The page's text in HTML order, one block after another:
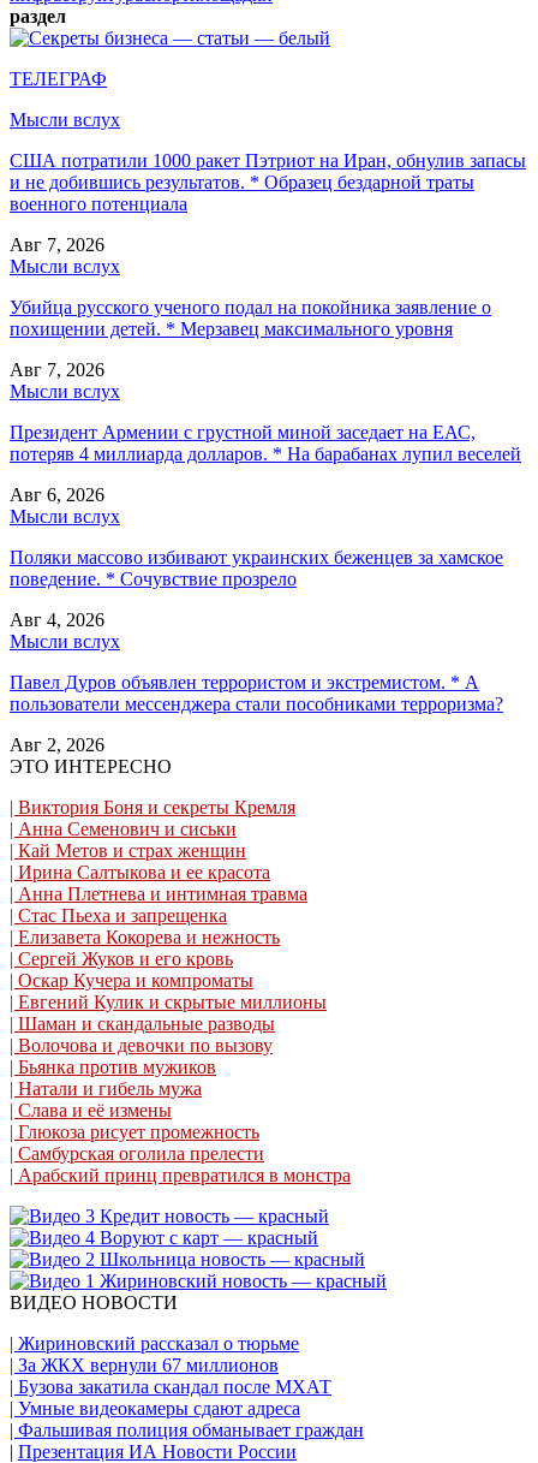
раздел
ТЕЛЕГРАФ
Мысли вслух
США потратили 1000 ракет Пэтриот на Иран, обнулив запасы
и не добившись результатов. * Образец бездарной траты
военного потенциала
Авг 7, 2026
Мысли вслух
Убийца русского ученого подал на покойника заявление о
похищении детей. * Мерзавец максимального уровня
Авг 7, 2026
Мысли вслух
Президент Армении с грустной миной заседает на ЕАС,
потеряв 4 миллиарда долларов. * На барабанах лупил веселей
Авг 6, 2026
Мысли вслух
Поляки массово избивают украинских беженцев за хамское
поведение. * Сочувствие прозрело
Авг 4, 2026
Мысли вслух
Павел Дуров объявлен террористом и экстремистом. * А
пользователи мессенджера стали пособниками терроризма?
Авг 2, 2026
ЭТО ИНТЕРЕСНО
| Виктория Боня и секреты Кремля
| Анна Семенович и сиськи
| Кай Метов и страх женщин
| Ирина Салтыкова и ее красота
| Анна Плетнева и интимная травма
| Стас Пьеха и запрещенка
| Елизавета Кокорева и нежность
| Сергей Жуков и его кровь
| Оскар Кучера и компроматы
| Евгений Кулик и скрытые миллионы
| Шаман и скандальные разводы
| Волочова и девочки по вызову
| Бьянка против мужиков
| Натали и гибель мужа
| Слава и её измены
| Глюкоза рисует промежность
| Самбурская оголила прелести
| Арабский принц превратился в монстра
ВИДЕО НОВОСТИ
| Жириновский рассказал о тюрьме
| За ЖКХ вернули 67 миллионов
| Бузова закатила скандал после МХАТ
| Умные видеокамеры сдают адреса
| Фальшивая полиция обманывает граждан
| Презентация ИА Новости России